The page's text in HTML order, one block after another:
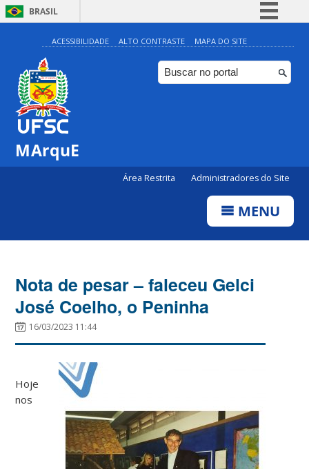
BRASIL
Simplifique!
Comunica BR
Participe
ACESSIBILIDADE ALTO CONTRASTE MAPA DO SITE
MArquE
Área Restrita Administradores do Site
MENU
Nota de pesar – faleceu Gelci
José Coelho, o Peninha
16/03/2023 11:44
Hoje
nos